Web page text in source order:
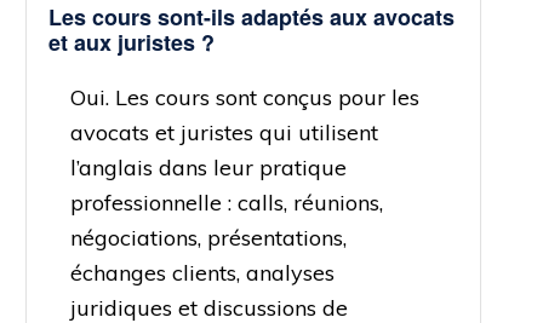
Les cours sont-ils adaptés aux avocats
et aux juristes ?
Oui. Les cours sont conçus pour les
avocats et juristes qui utilisent
l’anglais dans leur pratique
professionnelle : calls, réunions,
négociations, présentations,
échanges clients, analyses
juridiques et discussions de